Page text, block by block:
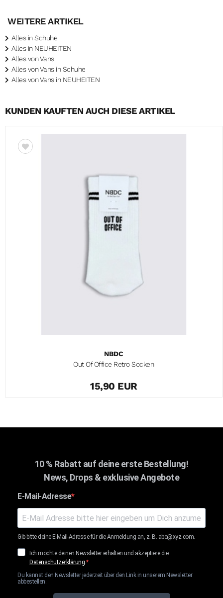
WEITERE ARTIKEL
Alles in Schuhe
Alles in NEUHEITEN
Alles von Vans
Alles von Vans in Schuhe
Alles von Vans in NEUHEITEN
KUNDEN KAUFTEN AUCH DIESE ARTIKEL
NBDC
Out Of Office Retro Socken
15,90 EUR
10 % Rabatt auf deine erste Bestellung!
News, Drops & exklusive Angebote
E-Mail-Adresse
Gib bitte deine E-Mail-Adresse für die Anmeldung an, z. B. abc@xyz.com.
Ich möchte deinen Newsletter erhalten und akzeptiere die
Datenschutzerklärung.
Du kannst den Newsletter jederzeit über den Link in unserem Newsletter
abbestellen.